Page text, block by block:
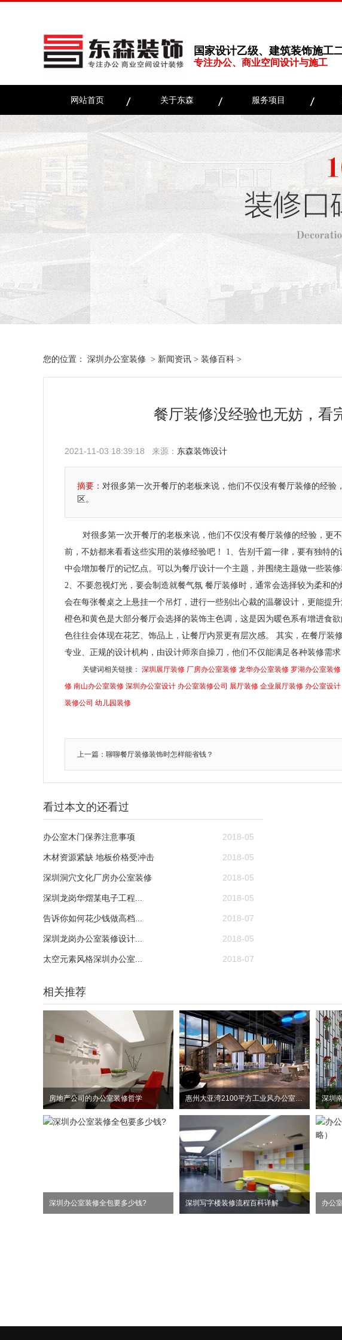
国家设计乙级、建筑装饰施工
专注办公、商业空间设计与施工
网站首页 关于东森 服务项目
您的位置： 深圳办公室装修 > 新闻资讯 > 装修百科 >
餐厅装修没经验也无妨，看
2021-11-03 18:39:18 来源： 东森装饰设计
摘要： 对很多第一次开餐厅的老板来说，他们不仅没有餐厅装修的经
区。
对很多第一次开餐厅的老板来说，他们不仅没有餐厅装修的经验，更
前，不妨都来看看这些实用的装修经验吧！ 1、告别千篇一律，要有独特
中会增加餐厅的记忆点。可以为餐厅设计一个主题，并围绕主题做一些装
2、不要忽视灯光，要会制造就餐气氛 餐厅装修时，通常会选择较为柔和
会在每张餐桌之上悬挂一个吊灯，进行一些别出心裁的温馨设计，更能提
橙色和黄色是大部分餐厅会选择的装饰主色调，这是因为暖色系有增进食
色往往会体现在花艺、饰品上，让餐厅内景更有层次感。 其实，在餐厅装
专业、正规的设计机构，由设计师亲自操刀，他们不仅能满足各种装修需求
关键词相关链接： 深圳展厅装修 厂房办公室装修 龙华办公室装修 罗湖办公室装修
修 南山办公室装修 深圳办公室设计 办公室装修公司 展厅装修 企业展厅装修 办公室设计
装修公司 幼儿园装修
上一篇：聊聊餐厅装修装饰时怎样能省钱？
看过本文的还看过
办公室木门保养注意事项 2018-05
木材资源紧缺 地板价格受冲击 2018-05
深圳洞穴文化厂房办公室装修 2018-05
深圳龙岗华熠某电子工程... 2018-05
告诉你如何花少钱做高档... 2018-07
深圳龙岗办公室装修设计... 2018-05
太空元素风格深圳办公室... 2018-07
相关推荐
房地产公司的办公室装修哲学 惠州大亚湾2100平方工业风办公室装修设计项目 深圳
深圳办公室装修全包要多少钱? 深圳写字楼装修流程百科详解 办公